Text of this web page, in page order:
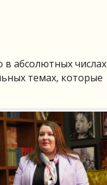
в абсолютных числах
темах, которые